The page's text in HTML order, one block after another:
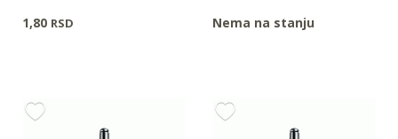
1,80 RSD Nema na stanju